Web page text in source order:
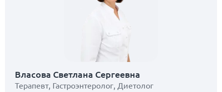
Власова Светлана Сергеевна
Терапевт, Гастроэнтеролог, Диетолог